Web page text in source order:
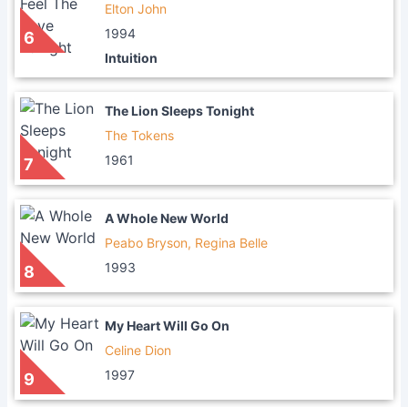
6
Elton John
1994
Intuition
7
The Lion Sleeps Tonight
The Tokens
1961
8
A Whole New World
Peabo Bryson, Regina Belle
1993
9
My Heart Will Go On
Celine Dion
1997